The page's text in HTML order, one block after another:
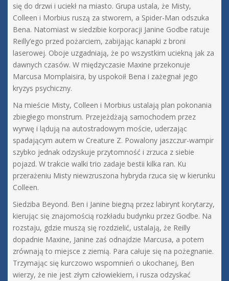
się do drzwi i uciekł na miasto. Grupa ustala, że Misty,
Colleen i Morbius ruszą za stworem, a Spider-Man odszuka
Bena. Natomiast w siedzibie korporacji Janine Godbe ratuje
Reilly’ego przed pożarciem, zabijając kanapki z broni
laserowej. Oboje uzgadniają, że po wszystkim uciekną jak za
dawnych czasów. W międzyczasie Maxine przekonuje
Marcusa Momplaisira, by uspokoił Bena i zażegnał jego
kryzys psychiczny.
Na mieście Misty, Colleen i Morbius ustalają plan pokonania
zbiegłego monstrum. Przejeżdżają samochodem przez
wyrwę i lądują na autostradowym moście, uderzając
spadającym autem w Creature Z. Powalony jaszczur-wampir
szybko jednak odzyskuje przytomność i zrzuca z siebie
pojazd. W trakcie walki trio zadaje bestii kilka ran. Ku
przerażeniu Misty niewzruszona hybryda rzuca się w kierunku
Colleen.
Siedziba Beyond. Ben i Janine biegną przez labirynt korytarzy,
kierując się znajomością rozkładu budynku przez Godbe. Na
rozstaju, gdzie muszą się rozdzielić, ustalają, że Reilly
dopadnie Maxine, Janine zaś odnajdzie Marcusa, a potem
zrównają to miejsce z ziemią. Para całuje się na pożegnanie.
Trzymając się kurczowo wspomnień o ukochanej, Ben
wierzy, że nie jest złym człowiekiem, i rusza odzyskać